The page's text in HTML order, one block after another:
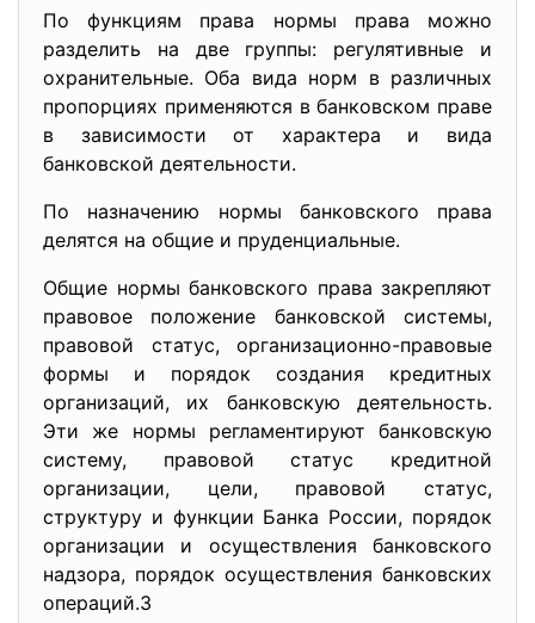
По функциям права нормы права можно
разделить на две группы: регулятивные и
охранительные. Оба вида норм в различных
пропорциях применяются в банковском праве
в зависимости от характера и вида
банковской деятельности.
По назначению нормы банковского права
делятся на общие и пруденциальные.
Общие нормы банковского права закрепляют
правовое положение банковской системы,
правовой статус, организационно-правовые
формы и порядок создания кредитных
организаций, их банковскую деятельность.
Эти же нормы регламентируют банковскую
систему, правовой статус кредитной
организации, цели, правовой статус,
структуру и функции Банка России, порядок
организации и осуществления банковского
надзора, порядок осуществления банковских
операций.3